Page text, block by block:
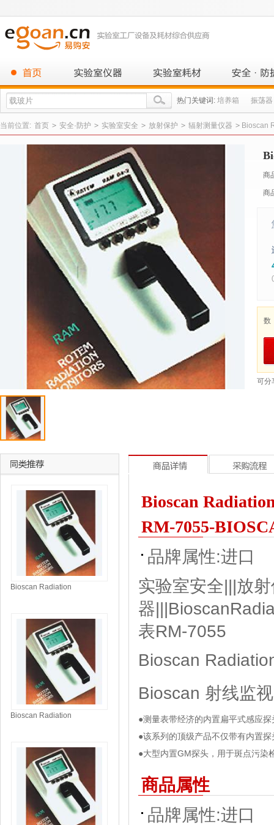
热门关键词: 培养箱 振荡器
当前位置: 首页 > 安全·防护 > 实验室安全 > 放射保护 > 辐射测量仪器 > Bioscan
商
商
数
可分
Bioscan
RM-7055-
品牌属性:进口
实验室安全|||放
器
表RM-7055
Bioscan
Bioscan 射线监
●测量表带经济的内置扁平式感应
●该系列的顶级产品不仅带有内置
●大型内置GM探头，用于斑点污染
商品属性
品牌属性:进口
Bioscan Radiation
Bioscan Radiation